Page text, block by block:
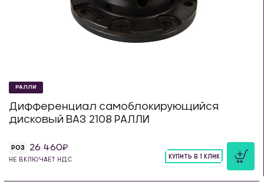
РАЛЛИ
Дифференциал самоблокирующийся
дисковый ВАЗ 2108 РАЛЛИ
РОЗ 26 460
НЕ ВКЛЮЧАЕТ НДС
КУПИТЬ В 1 КЛИК